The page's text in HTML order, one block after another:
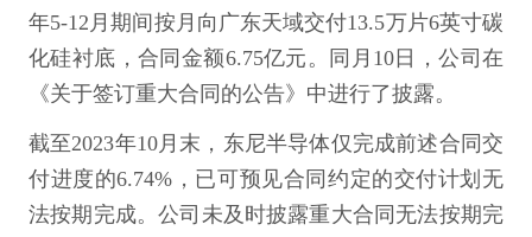
年5-12月期间按月向广东天域交付13.5万片6英寸碳
化硅衬底，合同金额6.75亿元。同月10日，公司在
《关于签订重大合同的公告》中进行了披露。
截至2023年10月末，东尼半导体仅完成前述合同交
付进度的6.74%，已可预见合同约定的交付计划无
法按期完成。公司未及时披露重大合同无法按期完